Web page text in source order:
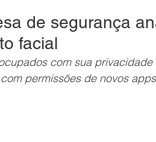
de segurança
facial
com sua privacidade
permissões de novos apps